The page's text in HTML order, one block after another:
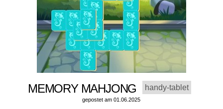
MEMORY MAHJONG handy-tablet
gepostet am 01.06.2025